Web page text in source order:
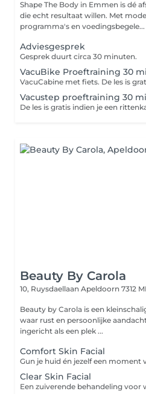
Shape The Body in Emmen is dé
die echt resultaat willen. Met
programma's en voedingsbegele...
Adviesgesprek
Gesprek duurt circa 30 minuten.
VacuBike Proeftraining 30
Vacustep proeftraining 30
Beauty By Carola
10, Ruysdaellaan Apeldoorn 7312
Beauty by Carola is een
waar rust en persoonlijke
ingericht als een plek ...
Comfort Skin Facial
Clear Skin Facial